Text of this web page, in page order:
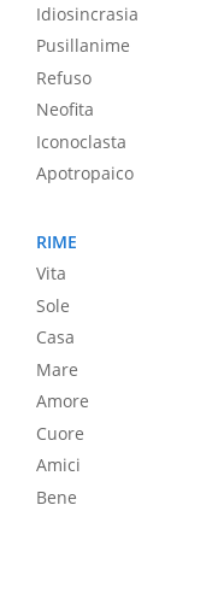
Idiosincrasia
Pusillanime
Refuso
Neofita
Iconoclasta
Apotropaico
RIME
Vita
Sole
Casa
Mare
Amore
Cuore
Amici
Bene